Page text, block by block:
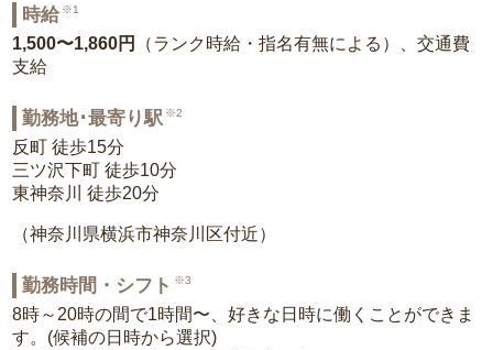
時給 ※1
1,500〜1,860円
（ランク時給・指名有無による）、交通費
支給
勤務地･最寄り駅 ※2
反町 徒歩15分
三ツ沢下町 徒歩10分
東神奈川 徒歩20分
（神奈川県横浜市神奈川区付近）
勤務時間・シフト ※3
8時～20時の間で1時間〜、好きな日時に働くことができま
す。(候補の日時から選択)